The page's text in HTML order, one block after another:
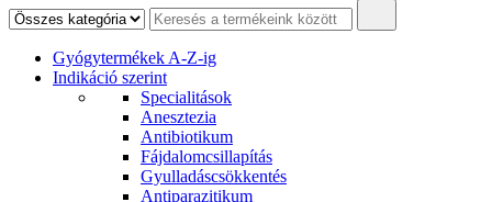
Gyógytermékek A-Z-ig
Indikáció szerint
Specialitások
Anesztezia
Antibiotikum
Fájdalomcsillapítás
Gyulladáscsökkentés
Antiparazitikum